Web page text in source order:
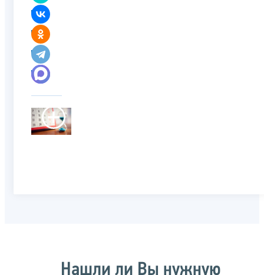
Нашли ли Вы нужную